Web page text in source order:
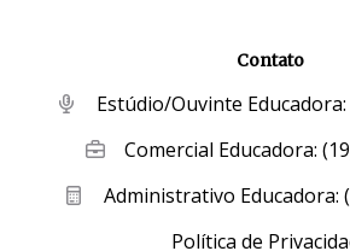
Contato
Estúdio/Ouvinte Educadora:
Comercial Educadora:
Administrativo Educadora:
Política de